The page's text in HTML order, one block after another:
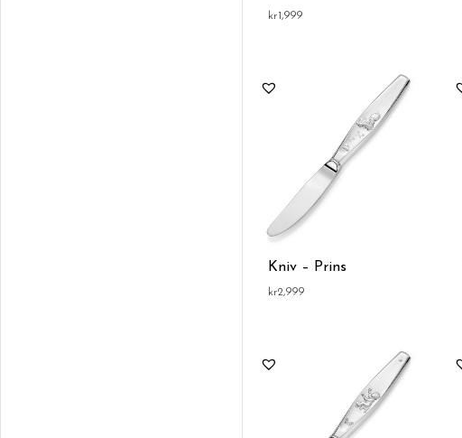
kr1,999
Kniv – Prins
kr2,999